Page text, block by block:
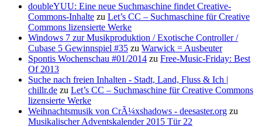
doubleYUU: Eine neue Suchmaschine findet Creative-
Commons-Inhalte zu Let’s CC – Suchmaschine für Creative
Commons lizensierte Werke
Windows 7 zur Musikproduktion / Exotische Controller /
Cubase 5 Gewinnspiel #35 zu Warwick = Ausbeuter
Spontis Wochenschau #01/2014 zu Free-Music-Friday: Best
Of 2013
Suche nach freien Inhalten - Stadt, Land, Fluss & Ich |
chillr.de zu Let’s CC – Suchmaschine für Creative Commons
lizensierte Werke
Weihnachtsmusik von CrÃ¼xshadows - deesaster.org zu
Musikalischer Adventskalender 2015 Tür 22